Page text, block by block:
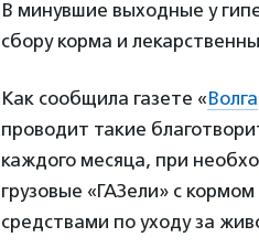
В минувшие выходные у
сбору корма и
Как сообщила газете «Волга
проводит такие
каждого месяца, при
грузовые «ГАЗели» с
средствами по уходу за